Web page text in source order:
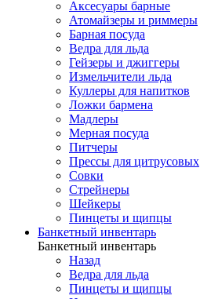
Аксесуары барные
Атомайзеры и риммеры
Барная посуда
Ведра для льда
Гейзеры и джиггеры
Измельчители льда
Куллеры для напитков
Ложки бармена
Мадлеры
Мерная посуда
Питчеры
Прессы для цитрусовых
Совки
Стрейнеры
Шейкеры
Пинцеты и щипцы
Банкетный инвентарь
Банкетный инвентарь
Назад
Ведра для льда
Пинцеты и щипцы